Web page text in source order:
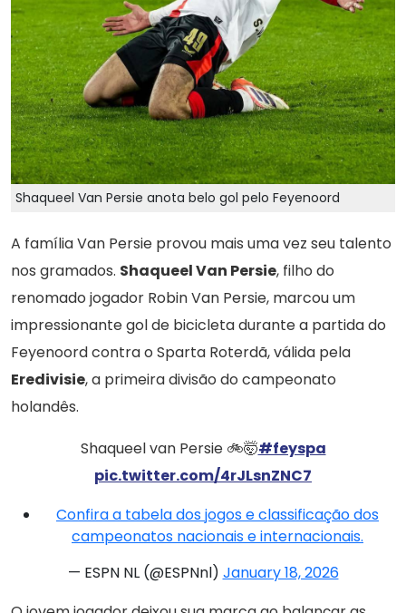
Shaqueel Van Persie anota belo gol pelo Feyenoord
A família Van Persie provou mais uma vez seu talento
nos gramados. Shaqueel Van Persie, filho do
renomado jogador Robin Van Persie, marcou um
impressionante gol de bicicleta durante a partida do
Feyenoord contra o Sparta Roterdã, válida pela
Eredivisie, a primeira divisão do campeonato
holandês.
Shaqueel van Persie 🚲🤯#feyspa
pic.twitter.com/4rJLsnZNC7
Confira a tabela dos jogos e classificação dos
campeonatos nacionais e internacionais.
— ESPN NL (@ESPNnl) January 18, 2026